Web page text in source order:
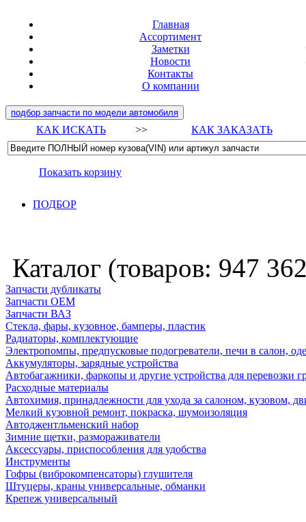
Главная
Ассортимент
Заметки
Новости
Контакты
О компании
подбор запчасти по модели автомобиля
КАК ИСКАТЬ >> КАК ЗАКАЗАТЬ
Показать корзину
ПОДБОР
Каталог (товаров: 947
Запчасти дубликаты
Запчасти ОЕМ
Запчасти ВАЗ
Стекла, фары, кузовное, бамперы, пластик
Радиаторы, комплектующие
Электропомпы, предпусковые подогреватели, печи в салон,
Аккумуляторы, зарядные устройства
Автобагажники, фаркопы и другие устройства для перевозки
Расходные материалы
Автохимия, принадлежности для ухода за салоном, кузовом,
Мелкий кузовной ремонт, покраска, шумоизоляция
Автоджентльменский набор
Зимние щетки, размораживатели
Аксессуары, приспособления для удобства
Инструменты
Гофры (виброкомпенсаторы) глушителя
Штуцеры, краны универсальные, обманки
Крепеж универсальный